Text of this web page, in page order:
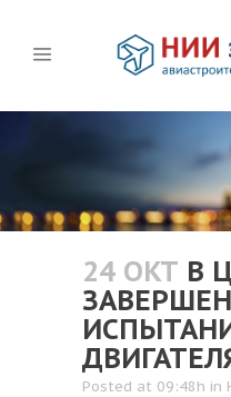
24 ОКТ В
Posted at 09:48h in